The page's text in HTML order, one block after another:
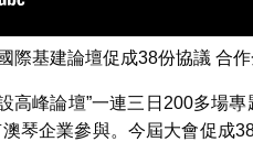
際基建論壇促成38份協議 合
高峰論壇”一連三日200多場
琴企業參與。今屆大會促成